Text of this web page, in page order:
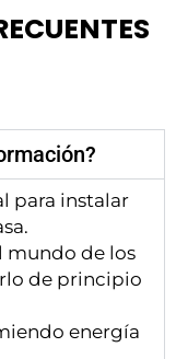
para instalar
mundo de los
de principio
energía